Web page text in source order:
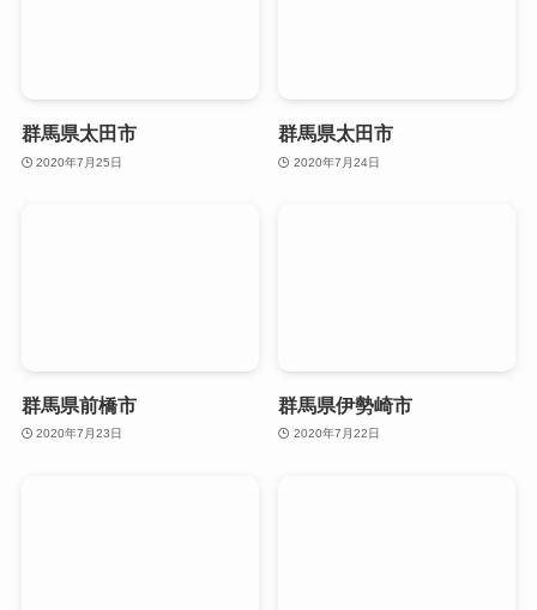
群馬県太田市
2020年7月25日
群馬県太田市
2020年7月24日
群馬県前橋市
2020年7月23日
群馬県伊勢崎市
2020年7月22日